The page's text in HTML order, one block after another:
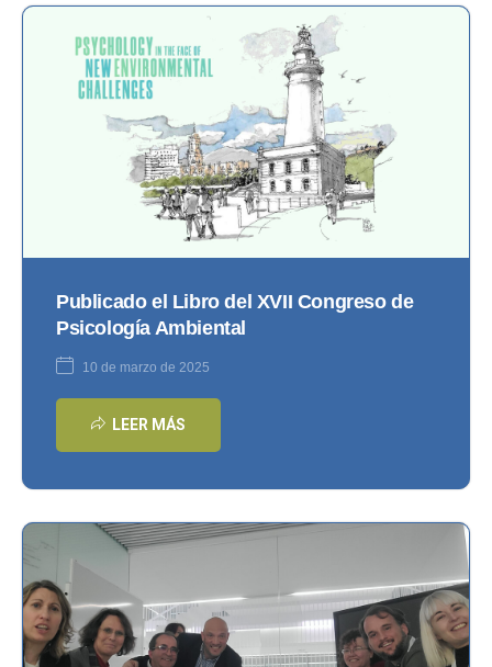
Publicado el Libro del XVII Congreso de
Psicología Ambiental
10 de marzo de 2025
LEER MÁS